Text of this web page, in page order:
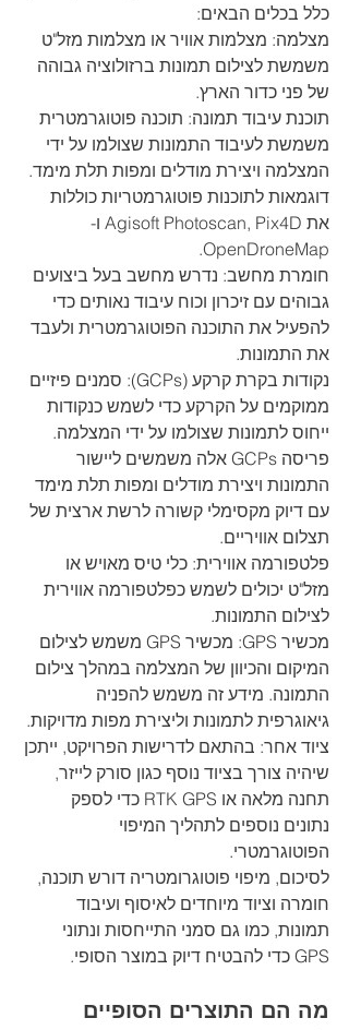
כלל בכלים הבאים:
מצלמה: מצלמות אוויר או מצלמות מזל"ט
משמשת לצילום תמונות ברזולוציה גבוהה
של פני כדור הארץ.
תוכנת עיבוד תמונה: תוכנה פוטוגרמטרית
משמשת לעיבוד התמונות שצולמו על ידי
המצלמה ויצירת מודלים ומפות תלת מימד.
דוגמאות לתוכנות פוטוגרמטריות כוללות
את Agisoft Photoscan, Pix4D ו-
OpenDroneMap.
חומרת מחשב: נדרש מחשב בעל ביצועים
גבוהים עם זיכרון וכוח עיבוד נאותים כדי
להפעיל את התוכנה הפוטוגרמטרית ולעבד
את התמונות.
נקודות בקרת קרקע (GCPs): סמנים פיזיים
ממוקמים על הקרקע כדי לשמש כנקודות
ייחוס לתמונות שצולמו על ידי המצלמה.
פריסה GCPs אלה משמשים ליישור
התמונות ויצירת מודלים ומפות תלת מימד
עם דיוק מקסימלי קשורה לרשת ארצית של
תצלום אוויריים.
פלטפורמה אווירית: כלי טיס מאויש או
מזל"ט יכולים לשמש כפלטפורמה אווירית
לצילום התמונות.
מכשיר GPS: מכשיר GPS משמש לצילום
המיקום והכיוון של המצלמה במהלך צילום
התמונה. מידע זה משמש להפניה
גיאוגרפית לתמונות וליצירת מפות מדויקות.
ציוד אחר: בהתאם לדרישות הפרויקט, ייתכן
שיהיה צורך בציוד נוסף כגון סורק לייזר,
תחנה מלאה או RTK GPS כדי לספק
נתונים נוספים לתהליך המיפוי
הפוטוגרמטרי.
לסיכום, מיפוי פוטוגרומטריה דורש תוכנה,
חומרה וציוד מיוחדים לאיסוף ועיבוד
תמונות, כמו גם סמני התייחסות ונתוני
GPS כדי להבטיח דיוק במוצר הסופי.
מה הם התוצרים הסופיים